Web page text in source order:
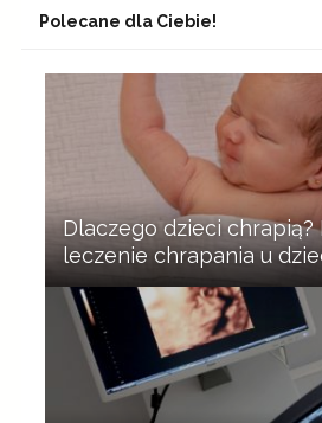
Polecane dla Ciebie!
Dlaczego dzieci chrapią?
leczenie chrapania u